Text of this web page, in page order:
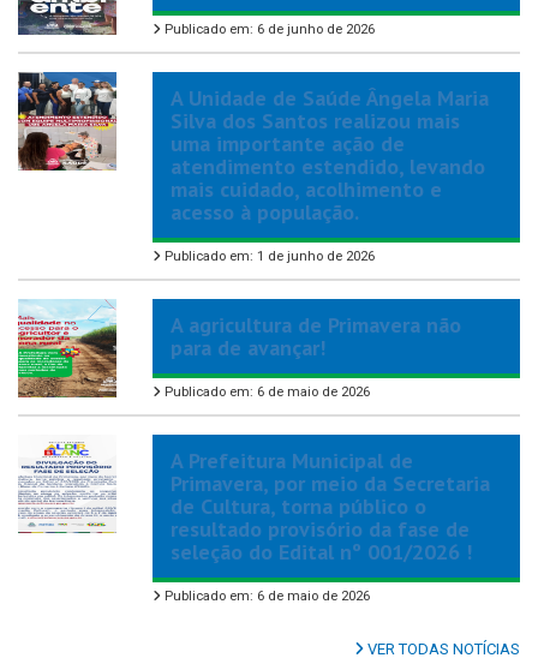
Publicado em: 6 de junho de 2026
A Unidade de Saúde Ângela Maria
Silva dos Santos realizou mais
uma importante ação de
atendimento estendido, levando
mais cuidado, acolhimento e
acesso à população.
Publicado em: 1 de junho de 2026
A agricultura de Primavera não
para de avançar!
Publicado em: 6 de maio de 2026
A Prefeitura Municipal de
Primavera, por meio da Secretaria
de Cultura, torna público o
resultado provisório da fase de
seleção do Edital nº 001/2026 !
Publicado em: 6 de maio de 2026
VER TODAS NOTÍCIAS